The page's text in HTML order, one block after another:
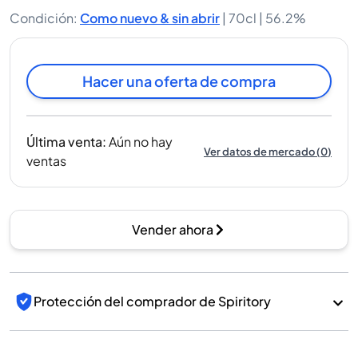
Condición: Como nuevo & sin abrir | 70cl | 56.2%
Hacer una oferta de compra
Última venta:Aún no hay
ventas
Ver datos de mercado(0)
Vender ahora
Protección del comprador de Spiritory